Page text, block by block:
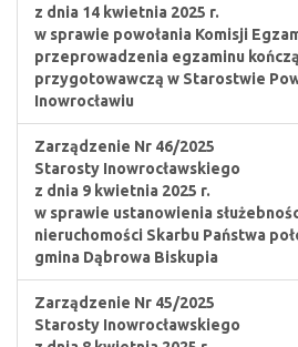
z dnia 14 kwietnia 2025 r.
w sprawie powołania Komisji
przeprowadzenia egzaminu
przygotowawczą w Starostwie
Inowrocławiu
Zarządzenie Nr 46/2025
Starosty Inowrocławskiego
z dnia 9 kwietnia 2025 r.
w sprawie ustanowienia
nieruchomości Skarbu Państwa
gmina Dąbrowa Biskupia
Zarządzenie Nr 45/2025
Starosty Inowrocławskiego